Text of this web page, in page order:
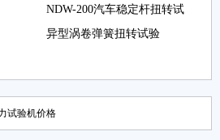
NDW-200汽车稳定杆扭转试
异型涡卷弹簧扭转试验
试验机价格